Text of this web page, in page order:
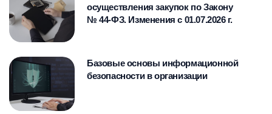
осуществления закупок по Закону
№ 44-ФЗ. Изменения с 01.07.2026 г.
Базовые основы информационной
безопасности в организации